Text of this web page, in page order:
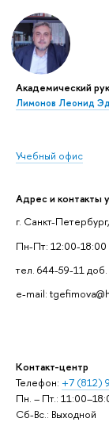
Академический
Лимонов Леонид
Учебный офис
Адрес и контакты
г. Санкт-
Пн-Пт: 12:00-18:00
тел. 644-59-11 доб.
e-mail:
Контакт-центр
Телефон: +7 (812)
Пн. – Пт.:
Сб-Вс.: Выходной